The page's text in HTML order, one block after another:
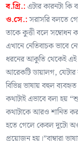
ব.গ্রি.:এটার কারনটা কি
ও.সে.:সরাসরি বলতে
তাকে কুত্তী বলে সম্বোধন
এখানে নেতিবাচক ভাবে
ধরনের আকুতি থেকেই এই
আরেকটি ডায়ালগ,
বিভিন্ন ভাষায় বহুল
কথাটাই এভাবে বলা হয়
কথাটাকে আরও শানিত
হতে গেলে কেবল দুটো